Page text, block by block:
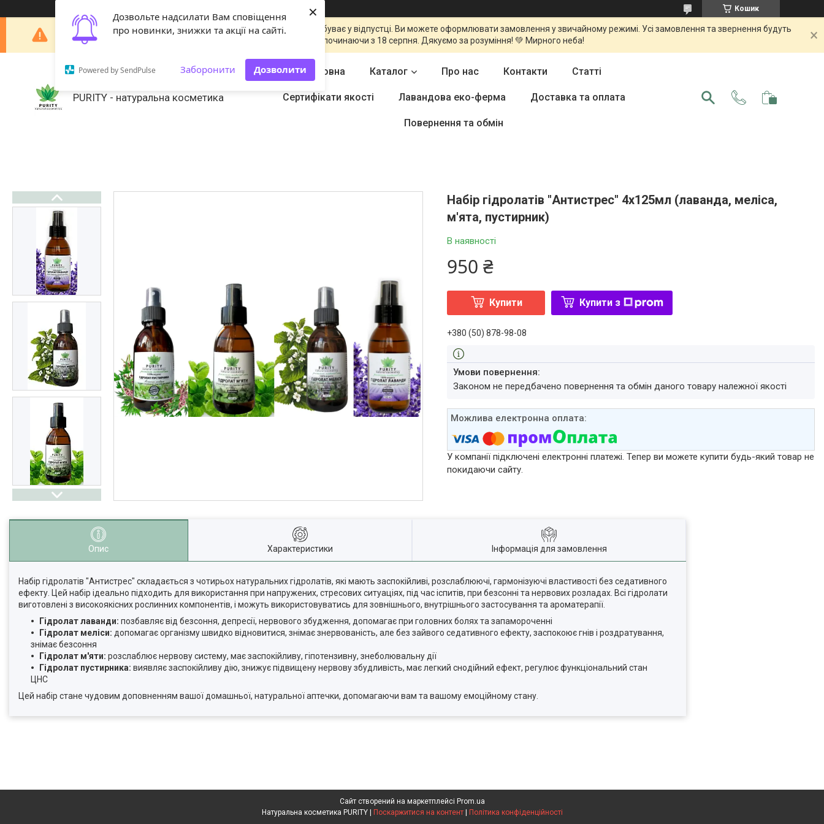
Дозвольте надсилати Вам сповіщення
про новинки, знижки та акції на сайті.
Powered by SendPulse Заборонити Дозволити
× Кошик
Шановні покупці! З 29 липня по 18 серпня наша команда перебуває у відпустці. Ви можете оформлювати замовлення у звичайному режимі. Усі замовлення та звернення будуть
оброблені починаючи з 18 серпня. Дякуємо за розуміння! 💚 Мирного неба!
PURITY - натуральна косметика
Головна Каталог Про нас Контакти Статті
Сертифікати якості Лавандова еко-ферма Доставка та оплата
Повернення та обмін
Набір гідролатів "Антистрес" 4х125мл (лаванда, меліса,
м'ята, пустирник)
В наявності
950 ₴
Купити Купити з
+380 (50) 878-98-08
Законом не передбачено повернення та обмін даного товару належної якості
У компанії підключені електронні платежі. Тепер ви можете купити будь-який товар не
покидаючи сайту.
Опис Характеристики Інформація для замовлення
Набір гідролатів "Антистрес" складається з чотирьох натуральних гідролатів, які мають заспокійливі, розслаблюючі, гармонізуючі властивості без седативного
ефекту. Цей набір ідеально підходить для використання при напружених, стресових ситуаціях, під час іспитів, при безсонні та нервових розладах. Всі гідролати
виготовлені з високоякісних рослинних компонентів, і можуть використовуватись для зовнішнього, внутрішнього застосування та ароматерапії.
Гідролат лаванди: позбавляє від безсоння, депресії, нервового збудження, допомагає при головних болях та запамороченні
Гідролат меліси: допомагає організму швидко відновитися, знімає знервованість, але без зайвого седативного ефекту, заспокоює гнів і роздратування,
знімає безсоння
Гідролат м'яти: розслаблює нервову систему, має заспокійливу, гіпотензивну, знеболювальну дії
Гідролат пустирника: виявляє заспокійливу дію, знижує підвищену нервову збудливість, має легкий снодійний ефект, регулює функціональний стан
ЦНС
Цей набір стане чудовим доповненням вашої домашньої, натуральної аптечки, допомагаючи вам та вашому емоційному стану.
Сайт створений на маркетплейсі Prom.ua
Поскаржитися на контент Політика конфіденційності